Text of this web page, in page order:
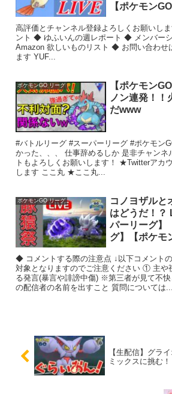
【ポケモンGO
高評価とチャンネル登録よろしくお願いし
ント ◆ ゆふいんの週レポート ◆ メンバー
Amazon 欲しいものリスト ◆ お問い合わせ
ます YUF...
ポケモンGO リーグ
【ポケモン
ノン連発！！
だwww
#バトルリーグ #スーパーリーグ #ポケモン
かった、、、 仕事辞めるしか 是非チャンネ
トもよろしくお願いします！ ★Twitterア
します ここ丸 ★ここ丸...
ポケモンGO リーグ
コノヨザルと
はどうだ！？
パーリーグ】
グ】【ポケモ
◆ コメントする際の注意点 ↓以下コメント
対象となりますのでご注意ください ① 主や
る発言(暴言や誹謗中傷) ※第三者が見て不
の配信者の名前を出すこと 質問については...
【生配信】グラ
ミックスに挑む